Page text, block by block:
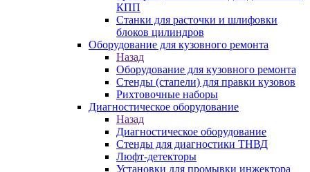
КПП
Станки для расточки и шлифовки
блоков цилиндров
Оборудование для кузовного ремонта
Назад
Оборудование для кузовного ремонта
Стенды (стапели) для правки кузовов
Рихтовочные наборы
Диагностическое оборудование
Назад
Диагностическое оборудование
Стенды для диагностики ТНВД
Люфт-детекторы
Установки для промывки инжектора